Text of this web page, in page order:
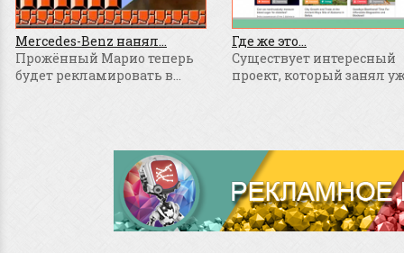
Mercedes-Benz нанял...
Прожённый Марио теперь
будет рекламировать в...
Где же это...
Существует интересный
проект, который занял